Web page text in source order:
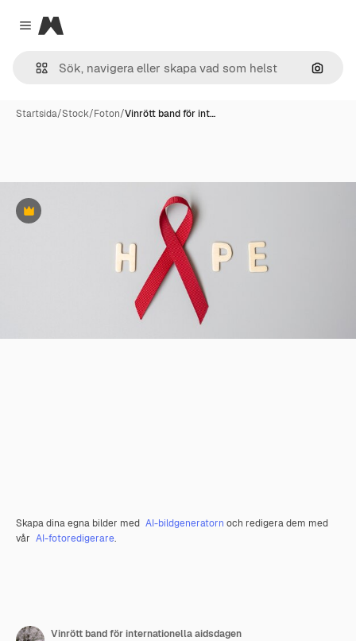
Close menu
Magnific
Sök
Startsida/Stock/Foton/Vinrött band för int…
Premie
Skapa dina egna bilder med AI-bildgeneratorn och redigera dem med
vår AI-fotoredigerare.
Vinrött band för internationella aidsdagen